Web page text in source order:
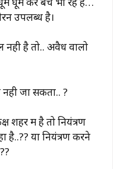
उपलब्ध है।
नही है तो.. अवैध वालो
जा सकता.. ?
शहर में है तो नियंत्रण
है..?? या नियंत्रण करने